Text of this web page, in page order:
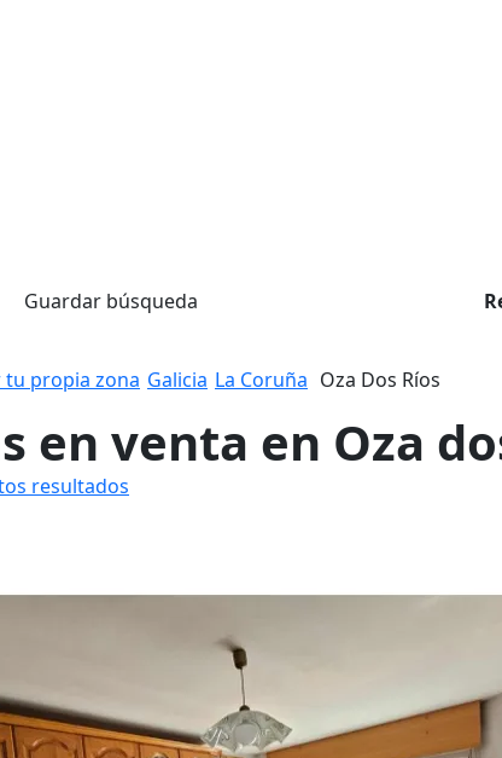
Guardar búsqueda
tu propia zona Galicia La Coruña Oza Dos Ríos
en venta en Oza
resultados